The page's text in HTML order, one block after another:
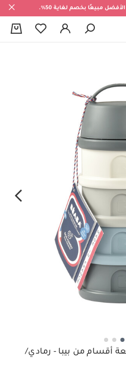
مبيعًا بخصم لغاية 50%.
أقسام من بيبا - رمادي/